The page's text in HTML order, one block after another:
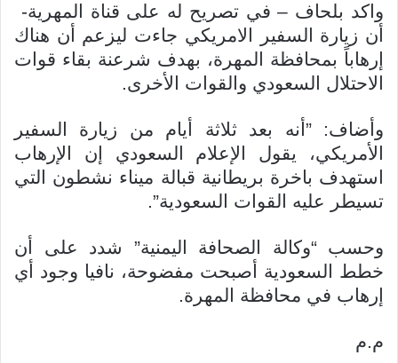
واكد بلحاف – في تصريح له على قناة المهرية-
أن زيارة السفير الامريكي جاءت ليزعم أن هناك
إرهاباً بمحافظة المهرة، بهدف شرعنة بقاء قوات
الاحتلال السعودي والقوات الأخرى.
وأضاف: ”أنه بعد ثلاثة أيام من زيارة السفير
الأمريكي، يقول الإعلام السعودي إن الإرهاب
استهدف باخرة بريطانية قبالة ميناء نشطون التي
تسيطر عليه القوات السعودية”.
وحسب “وكالة الصحافة اليمنية” شدد على أن
خطط السعودية أصبحت مفضوحة، نافيا وجود أي
إرهاب في محافظة المهرة.
م.م